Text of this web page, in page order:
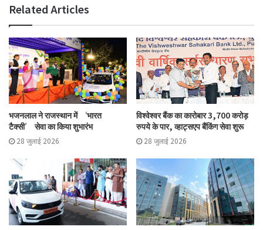
Related Articles
भजनलाल ने राजस्थान में ‘भारत
टैक्सी’ सेवा का किया शुभारंभ
28 जुलाई 2026
विश्वेश्वर बैंक का कारोबार 3,700 करोड़
रुपये के पार, व्हाट्सएप बैंकिंग सेवा शुरू
28 जुलाई 2026